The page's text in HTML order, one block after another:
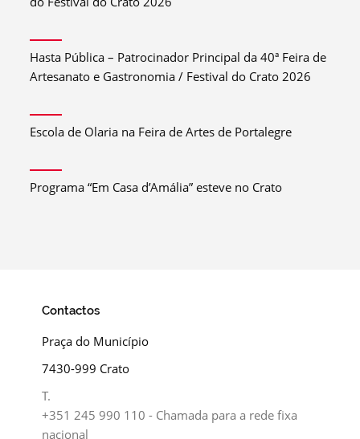
Hasta Pública – Patrocinador Principal da 40ª Feira de
Artesanato e Gastronomia / Festival do Crato 2026
Escola de Olaria na Feira de Artes de Portalegre
Programa “Em Casa d’Amália” esteve no Crato
Contactos
Praça do Município
7430-999 Crato
T.
+351 245 990 110 - Chamada para a rede fixa
nacional